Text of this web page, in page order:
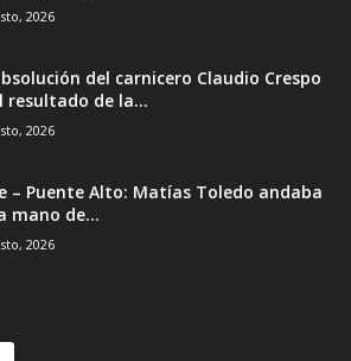
2026
del carnicero Claudio Crespo
resultado de la...
2026
– Puente Alto: Matías Toledo andaba
mano de...
2026